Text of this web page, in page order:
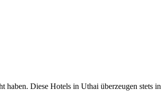
haben. Diese Hotels in Uthai überzeugen stets in